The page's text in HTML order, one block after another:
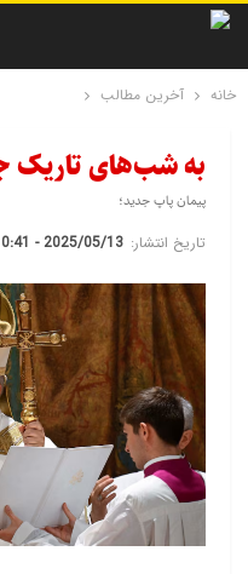
خانه آخرین مطالب
به شب‌های تاریک
پیمان پاپ جدید؛
تاریخ انتشار: 2025/05/13 - 10:41 ق.ظ